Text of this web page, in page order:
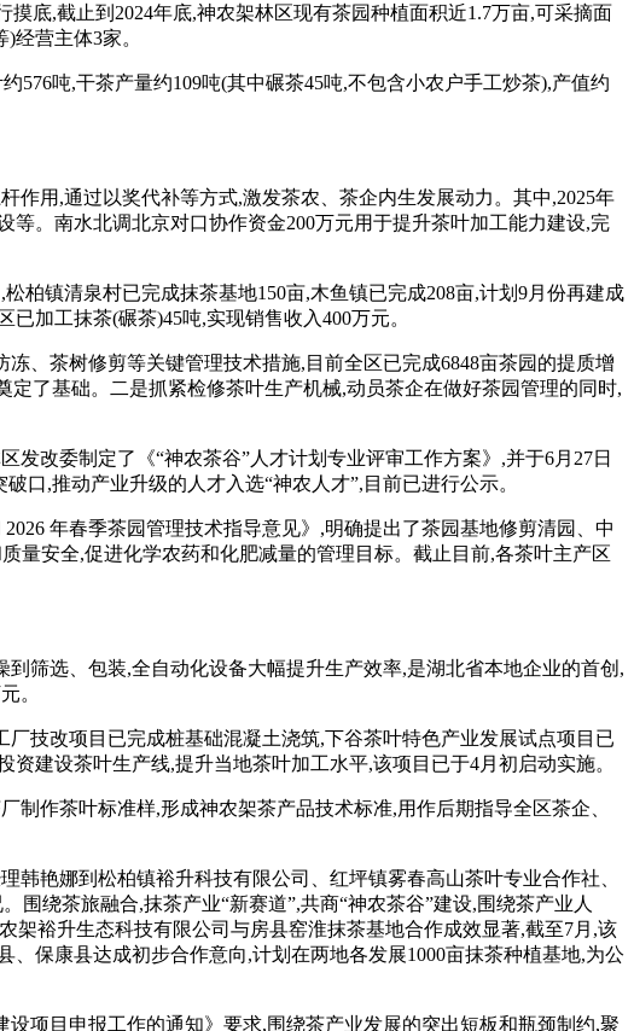
摸底,截止到2024年底,神农架林区现有茶园种植面积近1.7万亩,可采摘面
经营主体3家。
576吨,干茶产量约109吨(其中碾茶45吨,不包含小农户手工炒茶),产值约
作用,通过以奖代补等方式,激发茶农、茶企内生发展动力。其中,2025年
。南水北调北京对口协作资金200万元用于提升茶叶加工能力建设,完
松柏镇清泉村已完成抹茶基地150亩,木鱼镇已完成208亩,计划9月份再建成
加工抹茶(碾茶)45吨,实现销售收入400万元。
、茶树修剪等关键管理技术措施,目前全区已完成6848亩茶园的提质增
定了基础。
二是抓紧检修茶叶生产机械,动员茶企在做好茶园管理的同时,
改委制定了《“神农茶谷”人才计划专业评审工作方案》,并于6月27日
口,推动产业升级的人才入选“神农人才”,目前已进行公示。
年春季茶园管理技术指导意见》,明确提出了茶园基地修剪清园、中
量安全,促进化学农药和化肥减量的管理目标。截止目前,各茶叶主产区
到筛选、包装,全自动化设备大幅提升生产效率,是湖北省本地企业的首创,
。
厂技改项目已完成桩基础混凝土浇筑,下谷茶叶特色产业发展试点项目已
资建设茶叶生产线,提升当地茶叶加工水平,该项目已于4月初启动实施。
作茶叶标准样,形成神农架茶产品技术标准,用作后期指导全区茶企、
艳娜到松柏镇裕升科技有限公司、红坪镇雾春高山茶叶专业合作社、
围绕茶旅融合,抹茶产业“新赛道”,共商“神农茶谷”建设,围绕茶产业人
架裕升生态科技有限公司与房县窑淮抹茶基地合作成效显著,截至7月,该
保康县达成初步合作意向,计划在两地各发展1000亩抹茶种植基地,为公
项目申报工作的通知》要求,围绕茶产业发展的突出短板和瓶颈制约,聚